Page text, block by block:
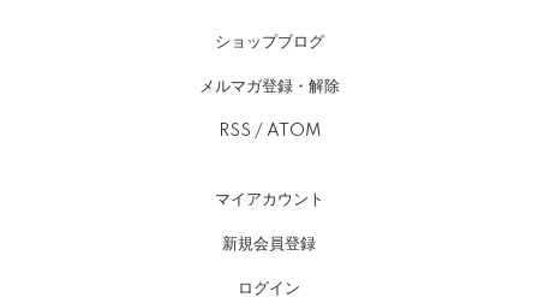
ショップブログ
メルマガ登録・解除
RSS / ATOM
マイアカウント
新規会員登録
ログイン